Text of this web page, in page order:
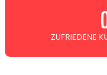
ZUFRIEDENE